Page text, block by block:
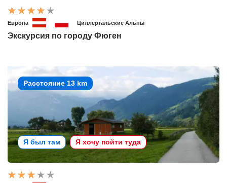
Европа Циллертальские Альпы
Экскурсия по городу Фюген
Расстояние 13 km
Я был там Я хочу пойти туда